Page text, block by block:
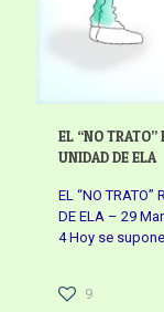
EL “NO TRATO”
UNIDAD DE ELA
EL “NO TRATO”
DE ELA – 29
4 Hoy se
9